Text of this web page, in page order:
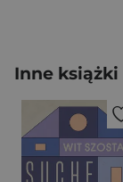
Inne książki